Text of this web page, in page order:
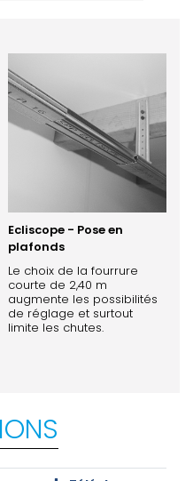
Ecliscope - Pose en
plafonds
Le choix de la fourrure
courte de 2,40 m
augmente les possibilités
de réglage et surtout
limite les chutes.